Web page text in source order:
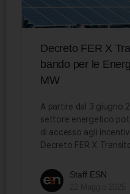
Decreto FER X
bando per le
MW
A partire dal 3 giugno
settore energetico
di accesso agli
Decreto FER X
Staff ESN